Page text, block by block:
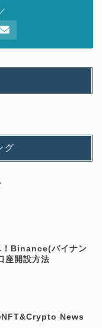
グ
！Binance(バイナン
座開設方法
NFT&Crypto News